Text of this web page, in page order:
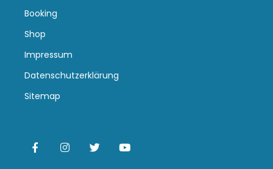
Booking
Shop
Impressum
Datenschutzerklärung
Sitemap